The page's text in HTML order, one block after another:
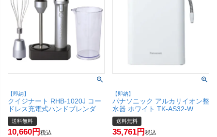
【即納】
クイジナート RHB-1020J コー
ドレス充電式ハンドブレンダー
【ハンドミキサー フードプロセ
ッサー スタンド充電 スープ ス
ムージー 】【Cuisinart】【宅配
送料無料
10,660 税込
【即納】
パナソニック アルカリイオン整
水器 ホワイト TK-AS32-W
【Panasonic 】【宅配便送料無
料】(1216686)
送料無料
35,761 税込